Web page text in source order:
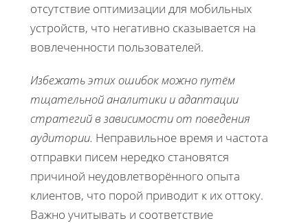
отсутствие оптимизации для мобильных
устройств, что негативно сказывается на
вовлеченности пользователей.
Избежать этих ошибок можно путём
тщательной аналитики и адаптации
стратегий в зависимости от поведения
аудитории. Неправильное время и частота
отправки писем нередко становятся
причиной неудовлетворённого опыта
клиентов, что порой приводит к их оттоку.
Важно учитывать и соответствие